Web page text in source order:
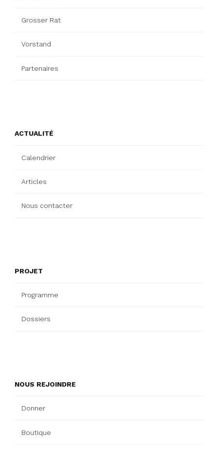
Grosser Rat
Vorstand
Partenaires
ACTUALITÉ
Calendrier
Articles
Nous contacter
PROJET
Programme
Dossiers
NOUS REJOINDRE
Donner
Boutique